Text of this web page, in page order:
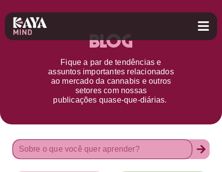
Blog
Fique a par detendências e
assuntos importantes relacionados
ao mercado da cannabis e outros
setorescom nossas
publicações quase-que-diárias.